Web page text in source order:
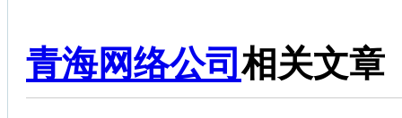
青海网络公司相关文章